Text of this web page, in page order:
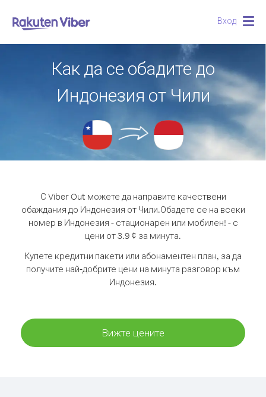
Вход
Как да се обадите до
Индонезия от Чили
С Viber Out можете да направите качествени
обаждания до Индонезия от Чили.Обадете се на всеки
номер в Индонезия - стационарен или мобилен! - с
цени от 3.9 ¢ за минута.
Купете кредитни пакети или абонаментен план, за да
получите най-добрите цени на минута разговор към
Индонезия.
Вижте цените